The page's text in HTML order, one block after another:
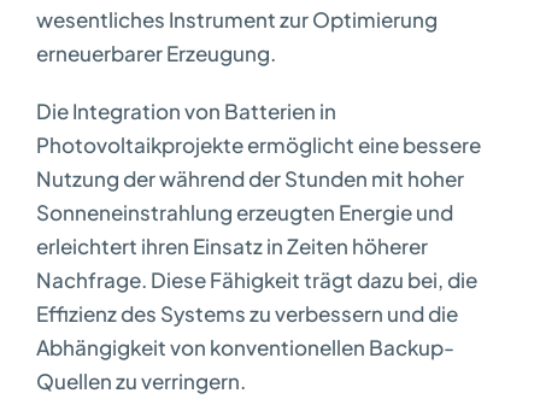
wesentliches Instrument zur Optimierung
erneuerbarer Erzeugung.
Die Integration von Batterien in
Photovoltaikprojekte ermöglicht eine bessere
Nutzung der während der Stunden mit hoher
Sonneneinstrahlung erzeugten Energie und
erleichtert ihren Einsatz in Zeiten höherer
Nachfrage. Diese Fähigkeit trägt dazu bei, die
Effizienz des Systems zu verbessern und die
Abhängigkeit von konventionellen Backup-
Quellen zu verringern.